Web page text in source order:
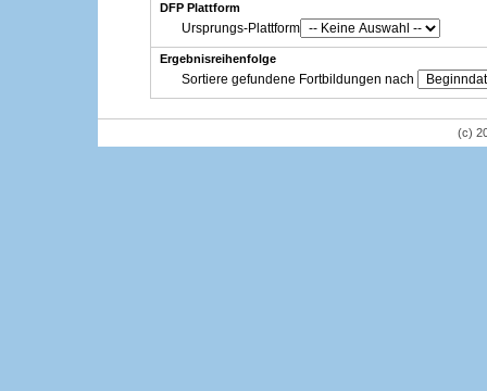
DFP Plattform
Ursprungs-Plattform
Ergebnisreihenfolge
Sortiere gefundene Fortbildungen nach
(c)